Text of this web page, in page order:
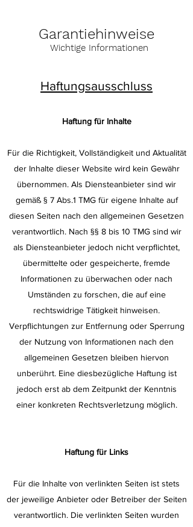
Garantiehinweise
Wichtige Informationen
Haftungsausschluss
Haftung für Inhalte
Für die Richtigkeit, Vollständigkeit und Aktualität
der Inhalte dieser Website wird kein Gewähr
übernommen. Als Diensteanbieter sind wir
gemäß § 7 Abs.1 TMG für eigene Inhalte auf
diesen Seiten nach den allgemeinen Gesetzen
verantwortlich. Nach §§ 8 bis 10 TMG sind wir
als Diensteanbieter jedoch nicht verpflichtet,
übermittelte oder gespeicherte, fremde
Informationen zu überwachen oder nach
Umständen zu forschen, die auf eine
rechtswidrige Tätigkeit hinweisen.
Verpflichtungen zur Entfernung oder Sperrung
der Nutzung von Informationen nach den
allgemeinen Gesetzen bleiben hiervon
unberührt. Eine diesbezügliche Haftung ist
jedoch erst ab dem Zeitpunkt der Kenntnis
einer konkreten Rechtsverletzung möglich.
Haftung für Links
Für die Inhalte von verlinkten Seiten ist stets
der jeweilige Anbieter oder Betreiber der Seiten
verantwortlich. Die verlinkten Seiten wurden